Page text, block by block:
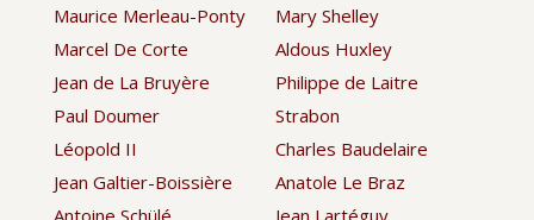
Maurice Merleau-Ponty
Marcel De Corte
Jean de La Bruyère
Paul Doumer
Léopold II
Jean Galtier-Boissière
Antoine Schülé
Mary Shelley
Aldous Huxley
Philippe de Laitre
Strabon
Charles Baudelaire
Anatole Le Braz
Jean Lartéguy